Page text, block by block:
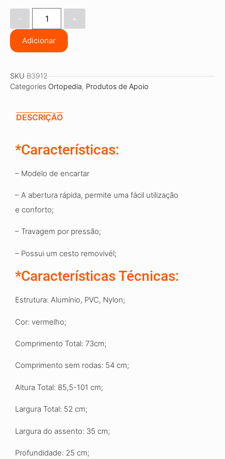
+
Adicionar
SKUB3912
Categories Ortopedia, Produtos de Apoio
DESCRIÇÃO
*Características:
– Modelo de encartar
– A abertura rápida, permite uma fácil utilização
e conforto;
– Travagem por pressão;
– Possui um cesto removivél;
*Características Técnicas:
Estrutura: Alumínio, PVC, Nylon;
Cor: vermelho;
Comprimento Total: 73cm;
Comprimento sem rodas: 54 cm;
Altura Total: 85,5-101 cm;
Largura Total: 52 cm;
Largura do assento: 35 cm;
Profundidade: 25 cm;